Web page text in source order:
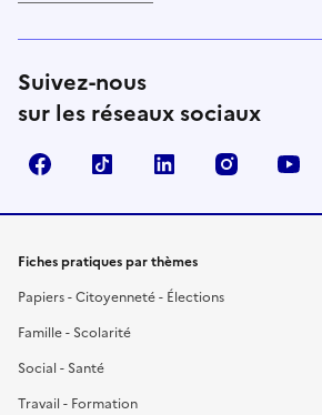
Suivez-nous
sur les réseaux sociaux
FacebookTikTok LinkedIn Instagram
Fiches pratiques par thèmes
Papiers - Citoyenneté - Élections
Famille - Scolarité
Social - Santé
Travail - Formation